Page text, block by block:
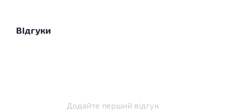
Відгуки
Додайте перший відгук